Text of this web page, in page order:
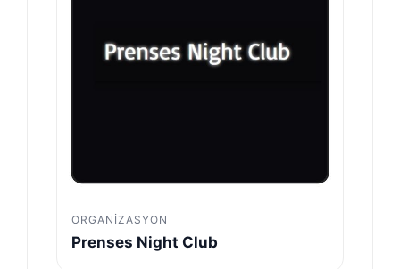
ORGANIZASYON
Prenses Night Club